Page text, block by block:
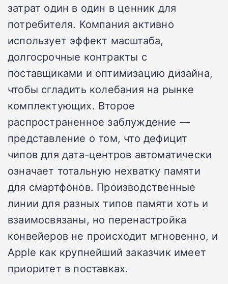
затрат один в один в ценник для
потребителя. Компания активно
использует эффект масштаба,
долгосрочные контракты с
поставщиками и оптимизацию дизайна,
чтобы сгладить колебания на рынке
комплектующих. Второе
распространенное заблуждение —
представление о том, что дефицит
чипов для дата-центров автоматически
означает тотальную нехватку памяти
для смартфонов. Производственные
линии для разных типов памяти хоть и
взаимосвязаны, но перенастройка
конвейеров не происходит мгновенно, и
Apple как крупнейший заказчик имеет
приоритет в поставках.